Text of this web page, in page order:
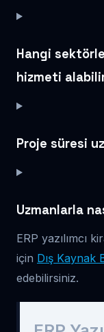
Hangi
hizmeti
Proje süresi
Uzmanlarla
ERP yazılımcı
için Dış Kaynak
edebilirsiniz.